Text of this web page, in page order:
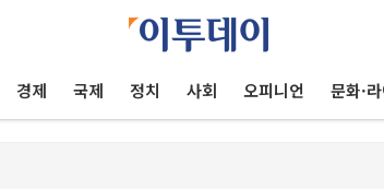
경제 국제 정치 사회 오피니언 문화·